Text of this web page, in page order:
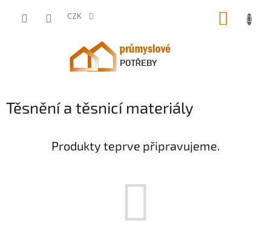
CZK
Těsnění a těsnicí materiály
Produkty teprve připravujeme.